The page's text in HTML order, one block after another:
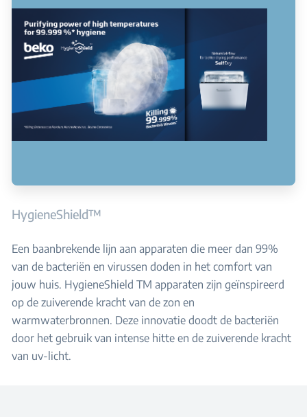
HygieneShield™
Een baanbrekende lijn aan apparaten die meer dan 99%
van de bacteriën en virussen doden in het comfort van
jouw huis. HygieneShield TM apparaten zijn geïnspireerd
op de zuiverende kracht van de zon en
warmwaterbronnen. Deze innovatie doodt de bacteriën
door het gebruik van intense hitte en de zuiverende kracht
van uv-licht.